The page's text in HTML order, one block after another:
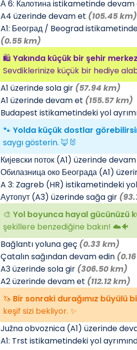
А 6: Калотина istikametinde devam
A4 üzerinde devam et (105.45 km)
A1: Београд / Beograd
(0.55 km)
🛍️ Yakında küçük bir şehir
Sevdiklerinize küçük bir hediye
A1 üzerinde sola gir (57.94 km)
A1 üzerinde devam et (155.57 km)
Budapest istikametindeki yol
🐾 Yolda küçük dostlar
saygı gösterin. 🦊🐰
Кијевски поток (A1) üzerinde
Обилазница око Београда (A1)
A 3: Zagreb (HR) istikametindeki
Аутопут (A3) üzerinde sağa gir
🎨 Yol boyunca hayal gücünüzü
şekillere benzediğine bakın! ☁️🐠
Bağlantı yoluna geç (0.33 km)
Çatalın sağından devam edin
A3 üzerinde sola gir (306.50 km)
A2 üzerinde devam et (112.12 km)
🦄 Bir sonraki durağımız büyülü
keşif sizi bekliyor. ✨
Južna obvoznica (A1) üzerinde
A1: Trst istikametindeki yol